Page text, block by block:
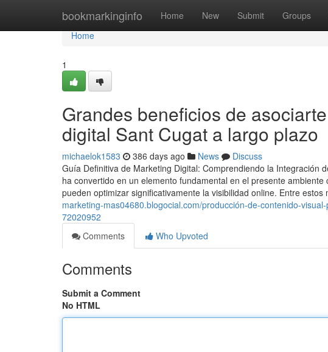
bookmarkinginfo Home New Submit Groups
Home
Home
1
Grandes beneficios de
digital Sant Cugat a largo plazo
michaelok1583 386 days ago News
Discuss
Guía Definitiva de Marketing Digital: Comprendiendo la Integración
ha convertido en un elemento fundamental en el presente
pueden optimizar significativamente la visibilidad online. Entre
marketing-mas04680.blogocial.com/producción-de-contenido-
72020952
Comments
Who Upvoted
Comments
Submit a Comment
No HTML